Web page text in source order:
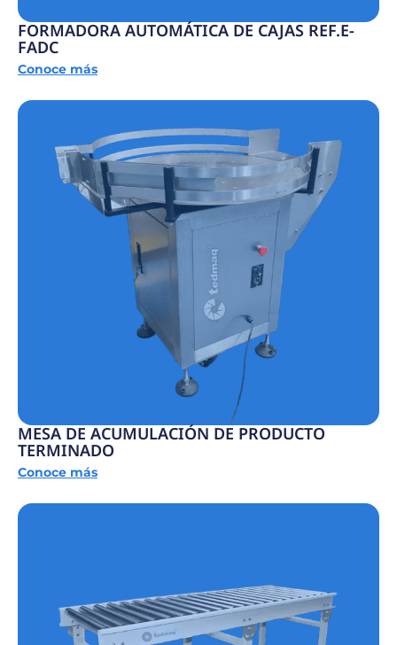
FORMADORA AUTOMÁTICA DE CAJAS REF.E-
FADC
Conoce más
MESA DE ACUMULACIÓN DE PRODUCTO
TERMINADO
Conoce más